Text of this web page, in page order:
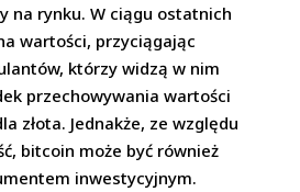
na rynku. W ciągu ostatnich
wartości, przyciągając
którzy widzą w nim
przechowywania wartości
złota. Jednakże, ze względu
bitcoin może być również
inwestycyjnym.